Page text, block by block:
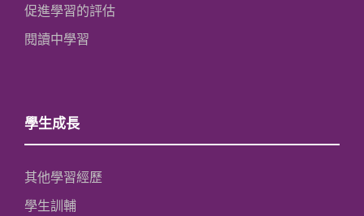
促進學習的評估
閱讀中學習
學生成長
其他學習經歷
學生訓輔